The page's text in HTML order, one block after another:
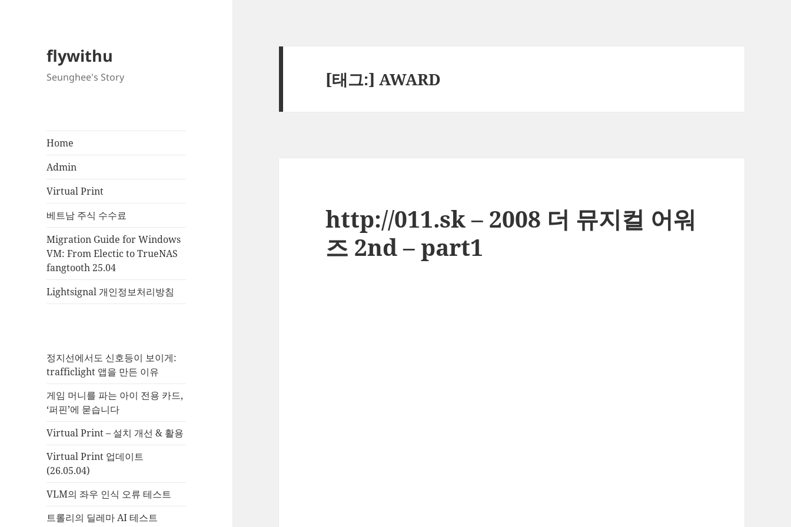
flywithu
Seunghee's Story
Home
Admin
Virtual Print
베트남 주식 수수료
Migration Guide for Windows
VM: From Electic to TrueNAS
fangtooth 25.04
Lightsignal 개인정보처리방침
정지선에서도 신호등이 보이게:
trafficlight 앱을 만든 이유
게임 머니를 파는 아이 전용 카드,
‘퍼핀’에 묻습니다
Virtual Print – 설치 개선 & 활용
Virtual Print 업데이트
(26.05.04)
VLM의 좌우 인식 오류 테스트
트롤리의 딜레마 AI 테스트
[태그:]AWARD
http://011.sk – 2008 더 뮤지컬 어워
즈 2nd – part1